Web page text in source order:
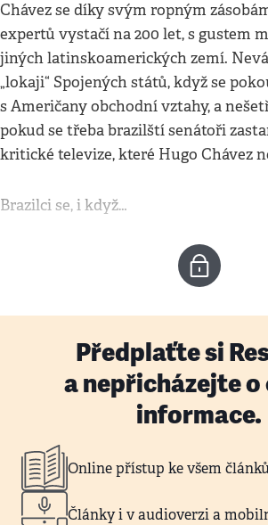
Chávez se díky svým ropným
expertů vystačí na 200 let, s gustem
jiných latinskoamerických zemí.
„lokaji“ Spojených států, když se
s Američany obchodní vztahy, a
pokud se třeba brazilští senátoři
kritické televize, které Hugo Chávez
Brazilci se, i když…
Předplaťte si
a nepřicházejte o
informace.
Online přístup ke všem
Články i v audioverzi a